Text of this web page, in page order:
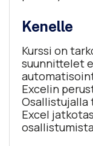
Kenelle
Kurssi on
suunnittelet
Excelin
Osallistujalla
Excel